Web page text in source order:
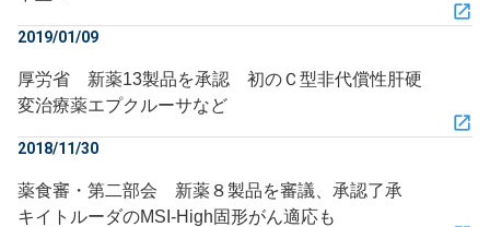
2019/01/09
厚労省 新薬13製品を承認 初のＣ型非代償性肝硬
変治療薬エプクルーサなど
2018/11/30
薬食審・第二部会 新薬８製品を審議、承認了承
キイトルーダのMSI-High固形がん適応も